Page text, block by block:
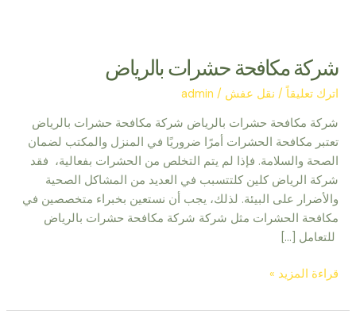
شركة مكافحة حشرات بالرياض
اترك تعليقاً / نقل عفش /
admin
شركة مكافحة حشرات بالرياض شركة مكافحة حشرات بالرياض
تعتبر مكافحة الحشرات أمرًا ضروريًا في المنزل والمكتب لضمان
الصحة والسلامة. فإذا لم يتم التخلص من الحشرات بفعالية، فقد
شركة الرياض كلين كلتتسبب في العديد من المشاكل الصحية
والأضرار على البيئة. لذلك، يجب أن نستعين بخبراء متخصصين في
مكافحة الحشرات مثل شركة شركة مكافحة حشرات بالرياض
للتعامل […]
شركة
مكافحة
حشرات
بالرياض
قراءة المزيد »